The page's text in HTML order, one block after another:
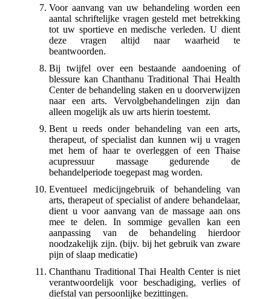
Voor aanvang van uw behandeling worden een
aantal schriftelijke vragen gesteld met betrekking
tot uw sportieve en medische verleden. U dient
deze vragen altijd naar waarheid te
beantwoorden.
Bij twijfel over een bestaande aandoening of
blessure kan Chanthanu Traditional Thai Health
Center de behandeling staken en u doorverwijzen
naar een arts. Vervolgbehandelingen zijn dan
alleen mogelijk als uw arts hierin toestemt.
Bent u reeds onder behandeling van een arts,
therapeut, of specialist dan kunnen wij u vragen
met hem of haar te overleggen of een Thaise
acupressuur massage gedurende de
behandelperiode toegepast mag worden.
Eventueel medicijngebruik of behandeling van
arts, therapeut of specialist of andere behandelaar,
dient u voor aanvang van de massage aan ons
mee te delen. In sommige gevallen kan een
aanpassing van de behandeling hierdoor
noodzakelijk zijn. (bijv. bij het gebruik van zware
pijn of slaap medicatie)
Chanthanu Traditional Thai Health Center is niet
verantwoordelijk voor beschadiging, verlies of
diefstal van persoonlijke bezittingen.